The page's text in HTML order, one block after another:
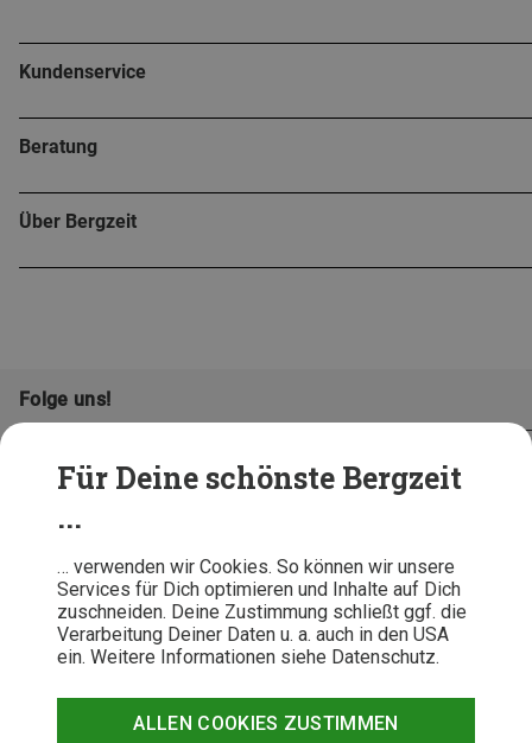
Für Deine schönste Bergzeit
...
… verwenden wir Cookies. So können wir unsere
Services für Dich optimieren und Inhalte auf Dich
zuschneiden. Deine Zustimmung schließt ggf. die
Verarbeitung Deiner Daten u. a. auch in den USA
ein. Weitere Informationen siehe Datenschutz.
ALLEN COOKIES ZUSTIMMEN
Kundenservice
Beratung
Über Bergzeit
Folge uns!